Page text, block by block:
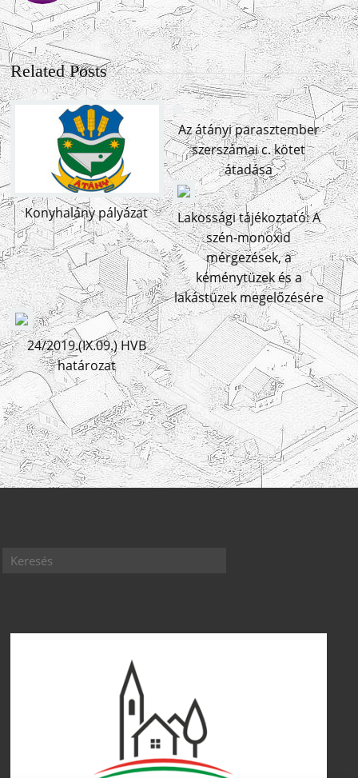
Related Posts
Konyhalány pályázat
Az átányi parasztember
szerszámai c. kötet
átadása
Lakossági tájékoztató: A
szén-monoxid
mérgezések, a
kéménytüzek és a
lakástüzek megelőzésére
24/2019.(IX.09.) HVB
határozat